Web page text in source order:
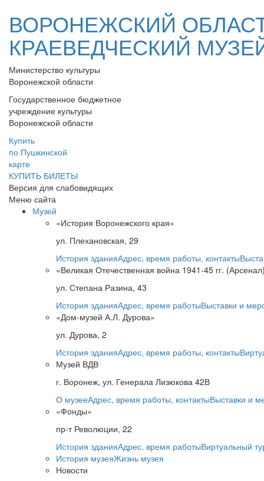
ВОРОНЕЖСКИЙ
КРАЕВЕДЧЕСКИЙ
Министерство культуры
Воронежской области
Государственное бюджетное
учреждение культуры
Воронежской области
Купить
по Пушкинской
карте
КУПИТЬ БИЛЕТЫ
Версия для слабовидящих
Меню сайта
Музей
«История Воронежского края»
ул. Плехановская, 29
История зданияАдрес, время работы, контакты
«Великая Отечественная война 1941-45 гг.
ул. Степана Разина, 43
История зданияАдрес, время работыВыставки и
«Дом-музей А.Л. Дурова»
ул. Дурова, 2
История зданияАдрес, время работы, контакты
Музей ВДВ
г. Воронеж, ул. Генерала Лизюкова 42В
О музееАдрес, время работы, контактыВыставки и
«Фонды»
пр-т Революции, 22
История зданияАдрес, время работыВиртуальный
История музеяЖизнь музея
Новости